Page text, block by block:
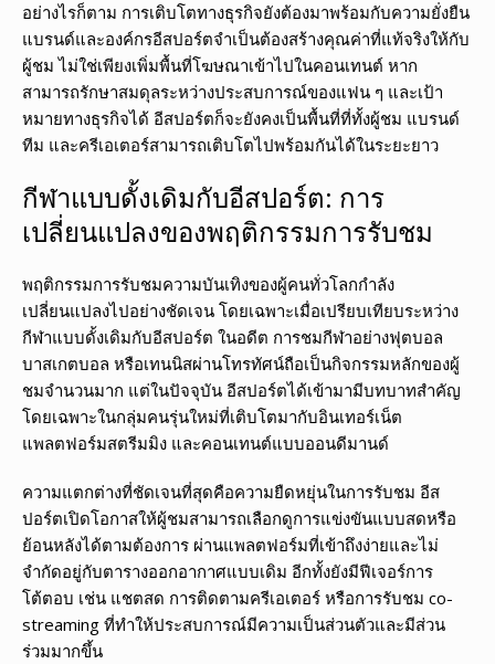
อย่างไรก็ตาม การเติบโตทางธุรกิจยังต้องมาพร้อมกับความยั่งยืน
แบรนด์และองค์กรอีสปอร์ตจำเป็นต้องสร้างคุณค่าที่แท้จริงให้กับ
ผู้ชม ไม่ใช่เพียงเพิ่มพื้นที่โฆษณาเข้าไปในคอนเทนต์ หาก
สามารถรักษาสมดุลระหว่างประสบการณ์ของแฟน ๆ และเป้า
หมายทางธุรกิจได้ อีสปอร์ตก็จะยังคงเป็นพื้นที่ที่ทั้งผู้ชม แบรนด์
ทีม และครีเอเตอร์สามารถเติบโตไปพร้อมกันได้ในระยะยาว
กีฬาแบบดั้งเดิมกับอีสปอร์ต: การ
เปลี่ยนแปลงของพฤติกรรมการรับชม
พฤติกรรมการรับชมความบันเทิงของผู้คนทั่วโลกกำลัง
เปลี่ยนแปลงไปอย่างชัดเจน โดยเฉพาะเมื่อเปรียบเทียบระหว่าง
กีฬาแบบดั้งเดิมกับอีสปอร์ต ในอดีต การชมกีฬาอย่างฟุตบอล
บาสเกตบอล หรือเทนนิสผ่านโทรทัศน์ถือเป็นกิจกรรมหลักของผู้
ชมจำนวนมาก แต่ในปัจจุบัน อีสปอร์ตได้เข้ามามีบทบาทสำคัญ
โดยเฉพาะในกลุ่มคนรุ่นใหม่ที่เติบโตมากับอินเทอร์เน็ต
แพลตฟอร์มสตรีมมิง และคอนเทนต์แบบออนดีมานด์
ความแตกต่างที่ชัดเจนที่สุดคือความยืดหยุ่นในการรับชม อีส
ปอร์ตเปิดโอกาสให้ผู้ชมสามารถเลือกดูการแข่งขันแบบสดหรือ
ย้อนหลังได้ตามต้องการ ผ่านแพลตฟอร์มที่เข้าถึงง่ายและไม่
จำกัดอยู่กับตารางออกอากาศแบบเดิม อีกทั้งยังมีฟีเจอร์การ
โต้ตอบ เช่น แชตสด การติดตามครีเอเตอร์ หรือการรับชม co-
streaming ที่ทำให้ประสบการณ์มีความเป็นส่วนตัวและมีส่วน
ร่วมมากขึ้น